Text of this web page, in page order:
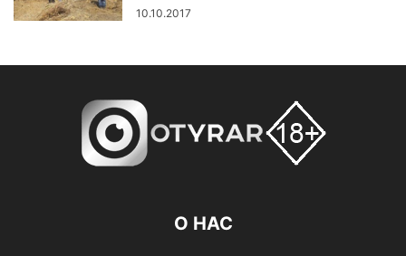
10.10.2017
О НАС